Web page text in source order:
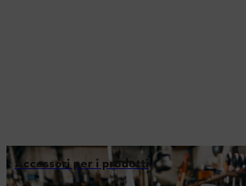
Accessori per i prodotti